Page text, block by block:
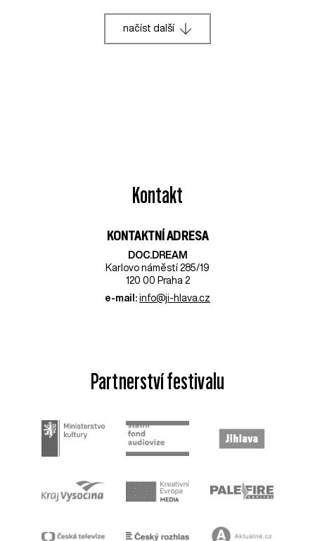
načíst další
Kontakt
KONTAKTNÍ ADRESA
DOC.DREAM​
Karlovo náměstí 285/19
120 00 Praha 2
e-mail: info@ji-hlava.cz
Partnerství festivalu